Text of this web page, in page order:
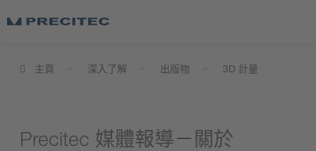
主頁 深入了解 出版物 3D 計量
Precitec 媒體報導－關於